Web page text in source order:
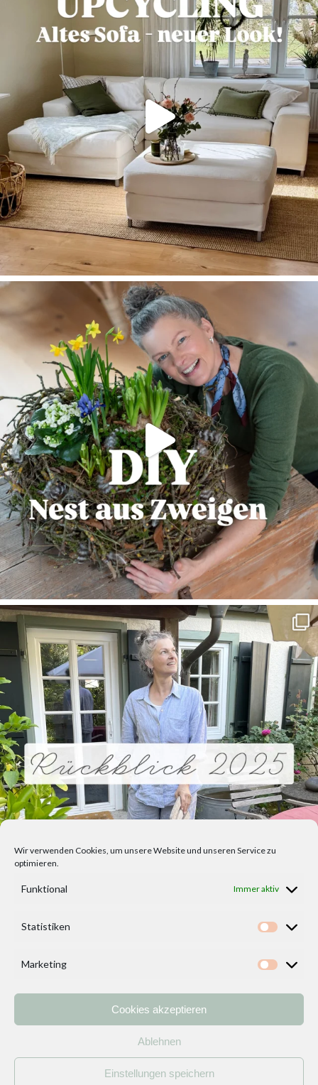
Wir verwenden Cookies, um unsere Website und unseren Service zu
optimieren.
Funktional Immer aktiv
Statistiken
Marketing
Cookies akzeptieren
Ablehnen
Einstellungen speichern
Kontakt
Impressum/ Datenschutzerklärung